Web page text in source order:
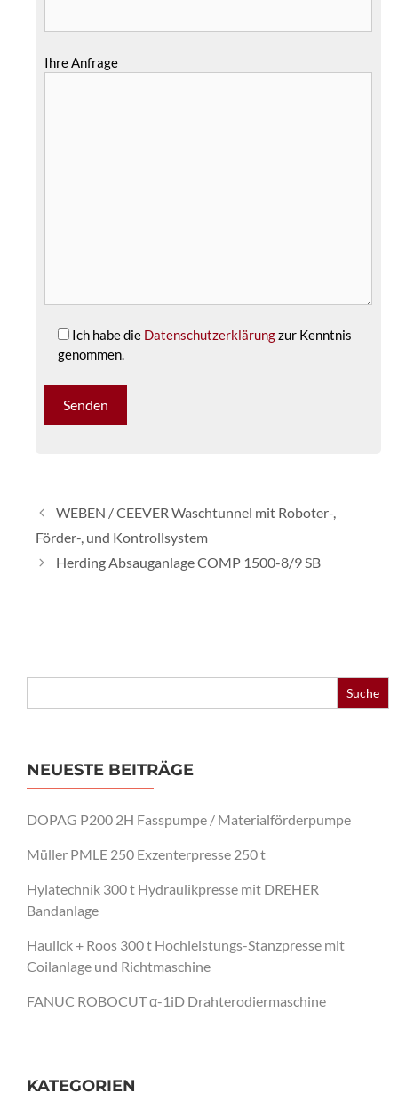
Ihre Anfrage
Ich habe die Datenschutzerklärungzur Kenntnis
genommen.
WEBEN / CEEVER Waschtunnel mit Roboter-,
Förder-, und Kontrollsystem
Herding Absauganlage COMP 1500-8/9 SB
Search
NEUESTE BEITRÄGE
DOPAG P200 2H Fasspumpe / Materialförderpumpe
Müller PMLE 250 Exzenterpresse 250 t
Hylatechnik 300 t Hydraulikpresse mit DREHER
Bandanlage
Haulick + Roos 300 t Hochleistungs-Stanzpresse mit
Coilanlage und Richtmaschine
FANUC ROBOCUT α-1iD Drahterodiermaschine
KATEGORIEN